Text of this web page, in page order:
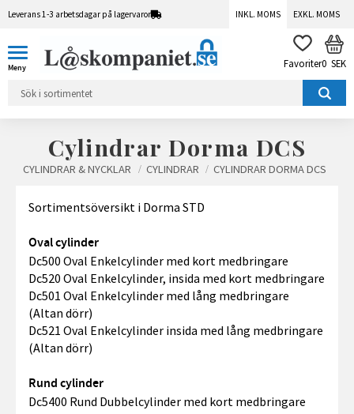
Leverans 1-3 arbetsdagar på lagervaror INKL. MOMS EXKL. MOMS
FAVORITER
0 SEK
Cylindrar Dorma DCS
CYLINDRAR & NYCKLAR CYLINDRAR CYLINDRAR DORMA DCS
Sortimentsöversikt i Dorma STD
Oval cylinder
Dc500 Oval Enkelcylinder med kort medbringare
Dc520 Oval Enkelcylinder, insida med kort medbringare
Dc501 Oval Enkelcylinder med lång medbringare
(Altan dörr)
Dc521 Oval Enkelcylinder insida med lång medbringare
(Altan dörr)
Rund cylinder
Dc5400 Rund Dubbelcylinder med kort medbringare